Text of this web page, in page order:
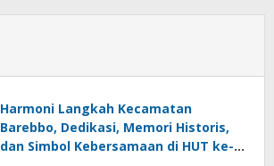
Harmoni Langkah Kecamatan
Barebbo, Dedikasi, Memori Historis,
dan Simbol Kebersamaan di HUT ke-